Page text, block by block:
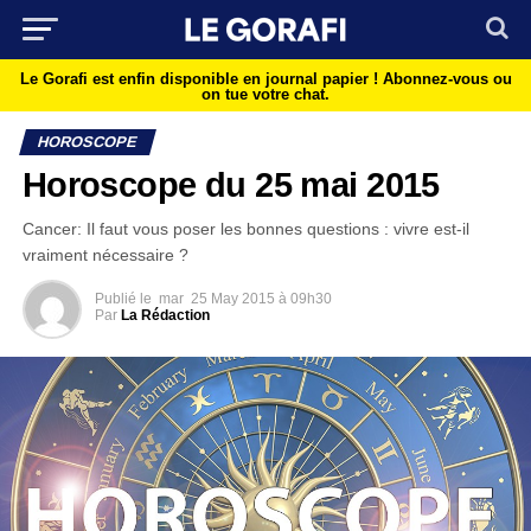
Le Gorafi est enfin disponible en journal papier ! Abonnez-vous ou
on tue votre chat.
HOROSCOPE
Horoscope du 25 mai 2015
Cancer: Il faut vous poser les bonnes questions : vivre est-il
vraiment nécessaire ?
Publié le mar 25 May 2015 à 09h30
Par La Rédaction